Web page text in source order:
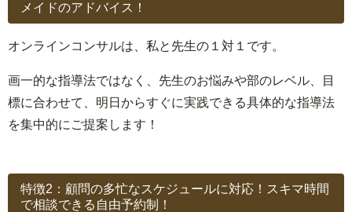
メイドのアドバイス！
オンラインコンサルは、私と先生の１対１です。
画一的な指導法ではなく、先生のお悩みや部のレベル、目
標に合わせて、明日からすぐに実践できる具体的な指導法
を集中的にご提案します！
特徴2：顧問の多忙なスケジュールに対応！スキマ時間
で相談できる自由予約制！